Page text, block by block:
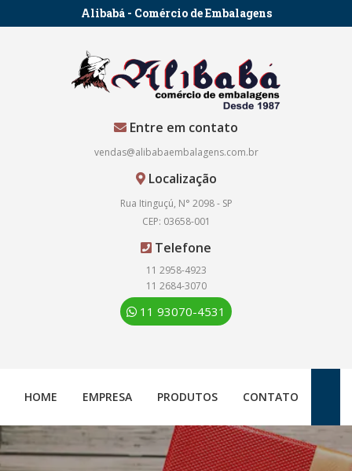
Alibabá - Comércio de Embalagens
Entre em contato
vendas@alibabaembalagens.com.br
Localização
Rua Itinguçú, N° 2098 - SP
CEP: 03658-001
Telefone
11 2958-4923
11 2684-3070
11 93070-4531
HOME EMPRESA PRODUTOS CONTATO